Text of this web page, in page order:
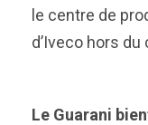
le centre de
d’Iveco hors
Le Guarani